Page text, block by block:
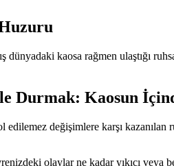
dünyadaki kaosa rağmen ulaştığı
Durmak: Kaosun
edilemez değişimlere karşı
olaylar ne kadar yıkıcı